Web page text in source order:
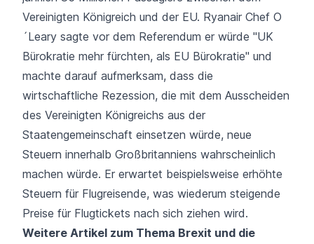
Vereinigten Königreich und der EU. Ryanair Chef O
´Leary sagte vor dem Referendum er würde "UK
Bürokratie mehr fürchten, als EU Bürokratie" und
machte darauf aufmerksam, dass die
wirtschaftliche Rezession, die mit dem Ausscheiden
des Vereinigten Königreichs aus der
Staatengemeinschaft einsetzen würde, neue
Steuern innerhalb Großbritanniens wahrscheinlich
machen würde. Er erwartet beispielsweise erhöhte
Steuern für Flugreisende, was wiederum steigende
Preise für Flugtickets nach sich ziehen wird.
Weitere Artikel zum Thema Brexit und die